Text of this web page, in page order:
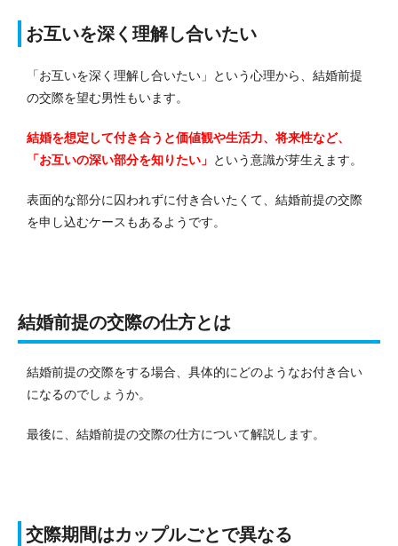
お互いを深く理解し合いたい
「お互いを深く理解し合いたい」という心理から、結婚前提
の交際を望む男性もいます。
結婚を想定して付き合うと価値観や生活力、将来性など、
「お互いの深い部分を知りたい」 という意識が芽生えます。
表面的な部分に囚われずに付き合いたくて、結婚前提の交際
を申し込むケースもあるようです。
結婚前提の交際の仕方とは
結婚前提の交際をする場合、具体的にどのようなお付き合い
になるのでしょうか。
最後に、結婚前提の交際の仕方について解説します。
交際期間はカップルごとで異なる